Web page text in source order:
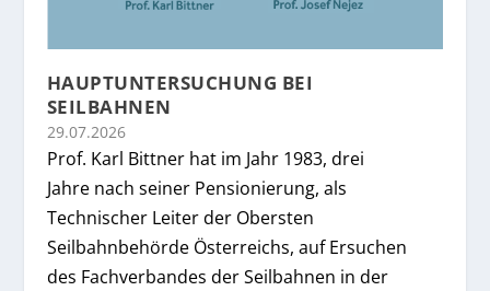
HAUPTUNTERSUCHUNG BEI
SEILBAHNEN
29.07.2026
Prof. Karl Bittner hat im Jahr 1983, drei
Jahre nach seiner Pensionierung, als
Technischer Leiter der Obersten
Seilbahnbehörde Österreichs, auf Ersuchen
des Fachverbandes der Seilbahnen in der